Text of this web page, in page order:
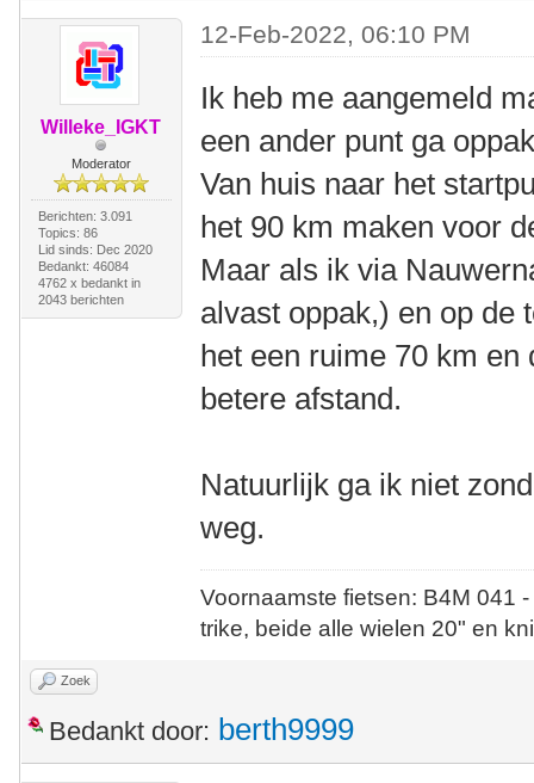
Willeke_IGKT
Moderator
Berichten: 3.091
Topics: 86
Lid sinds: Dec 2020
Bedankt: 46084
4762 x bedankt in
2043 berichten
12-Feb-2022, 06:10 PM
Ik heb me aangemeld
een ander punt ga
Van huis naar het
het 90 km maken voor
Maar als ik via
alvast oppak,) en op de
het een ruime 70 km
betere afstand.
Natuurlijk ga ik niet
weg.
Voornaamste fietsen: B4M
trike, beide alle wielen 20" en
Zoek
Bedankt door: berth9999